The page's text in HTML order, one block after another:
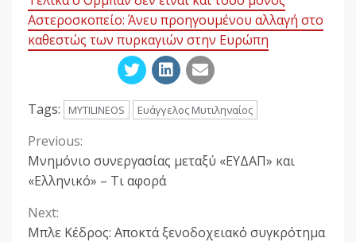
Αστεροσκοπείο: Άνευ προηγουμένου αλλαγή στο
καθεστώς των πυρκαγιών στην Ευρώπη
Tags: MYTILINEOS Ευάγγελος Μυτιληναίος
Continue
Reading
Previous:
Μνημόνιο συνεργασίας μεταξύ «ΕΥΔΑΠ» και
«Ελληνικό» – Τι αφορά
Next:
Μπλε Κέδρος: Αποκτά ξενοδοχειακό συγκρότημα